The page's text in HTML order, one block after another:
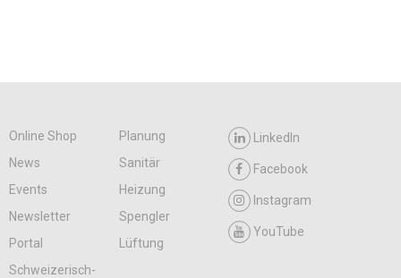
Online Shop
Planung
News
Sanitär
Events
Heizung
Newsletter
Spengler
Portal
Lüftung
LinkedIn
Facebook
Instagram
YouTube
Schweizerisch-